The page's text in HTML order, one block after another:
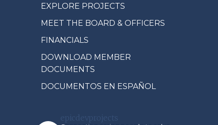
EXPLORE PROJECTS
MEET THE BOARD & OFFICERS
FINANCIALS
DOWNLOAD MEMBER
DOCUMENTS
DOCUMENTOS EN ESPAÑOL
epicdevprojects